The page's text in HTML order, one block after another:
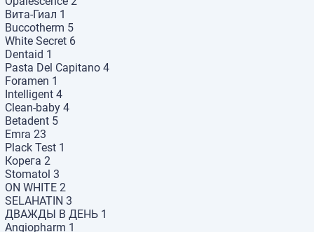
Вита-Гиал 1
Buccotherm 5
White Secret 6
Dentaid 1
Pasta Del Capitano 4
Foramen 1
Intelligent 4
Clean-baby 4
Betadent 5
Emra 23
Plack Test 1
Корега 2
Stomatol 3
ON WHITE 2
SELAHATIN 3
ДВАЖДЫ В ДЕНЬ 1
Angiopharm 1